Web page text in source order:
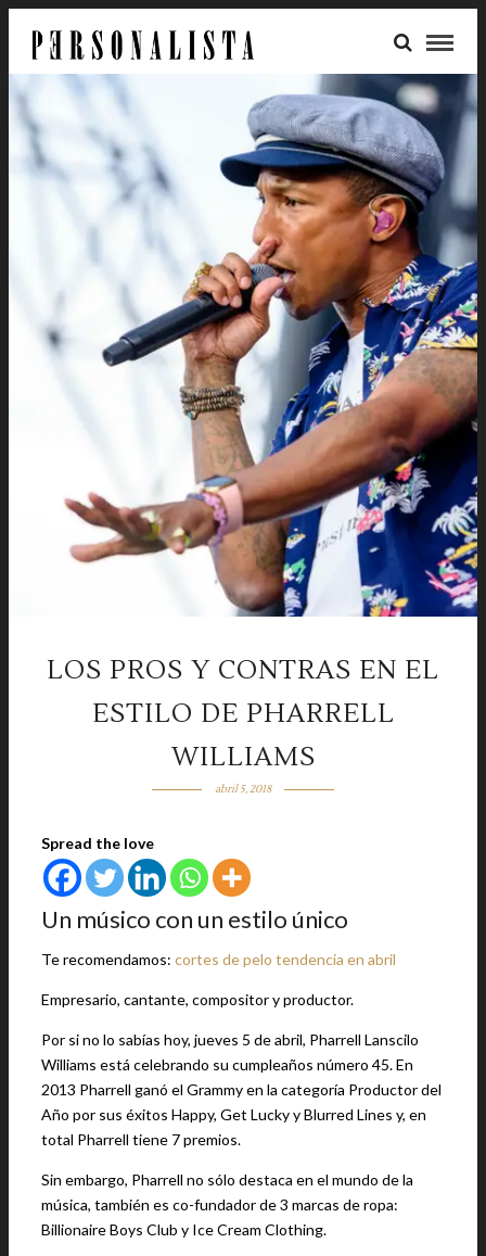
LOS PROS Y CONTRAS EN EL
ESTILO DE PHARRELL
WILLIAMS
abril 5, 2018
Spread the love
Un músico con un estilo único
Te recomendamos: cortes de pelo tendencia en abril
Empresario, cantante, compositor y productor.
Por si no lo sabías hoy, jueves 5 de abril, Pharrell Lanscilo
Williams está celebrando su cumpleaños número 45. En
2013 Pharrell ganó el Grammy en la categoría Productor del
Año por sus éxitos Happy, Get Lucky y Blurred Lines y, en
total Pharrell tiene 7 premios.
Sin embargo, Pharrell no sólo destaca en el mundo de la
música, también es co-fundador de 3 marcas de ropa:
Billionaire Boys Club y Ice Cream Clothing.